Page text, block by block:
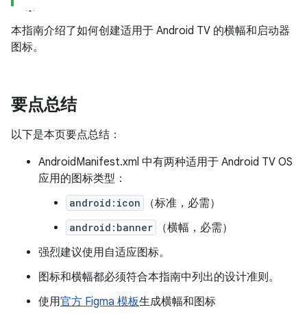
本指南介绍了如何创建适用于 Android TV 的横幅和启动器
图标。
要点总结
以下是本页要点总结：
AndroidManifest.xml 中有两种适用于 Android TV OS
应用的图标类型：
android:icon （标准，必需）
android:banner
（横幅，必需）
强烈建议使用自适应图标。
图标和横幅都必须符合本指南中列出的设计准则。
使用官方 Figma 模板生成横幅和图标